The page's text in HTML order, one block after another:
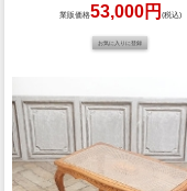
業販価格53,000円 (税込)